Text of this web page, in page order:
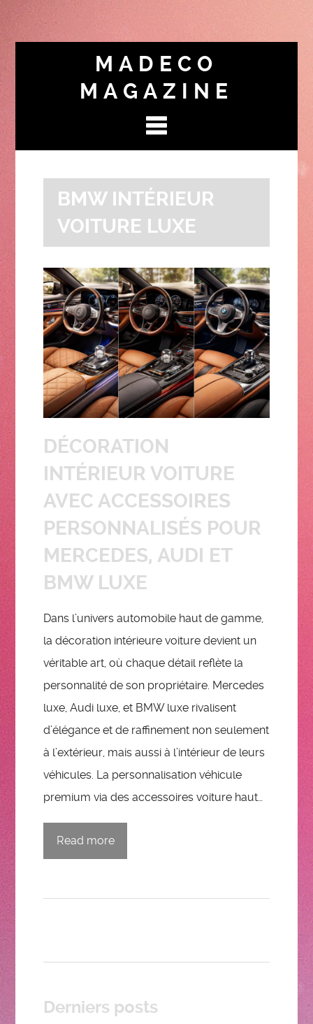
MADECO
MAGAZINE
BMW INTÉRIEUR
VOITURE LUXE
DÉCORATION
INTÉRIEUR VOITURE
AVEC ACCESSOIRES
PERSONNALISÉS POUR
MERCEDES, AUDI ET
BMW LUXE
Dans l’univers automobile haut de gamme,
la décoration intérieure voiture devient un
véritable art, où chaque détail reflète la
personnalité de son propriétaire. Mercedes
luxe, Audi luxe, et BMW luxe rivalisent
d’élégance et de raffinement non seulement
à l’extérieur, mais aussi à l’intérieur de leurs
véhicules. La personnalisation véhicule
premium via des accessoires voiture haut…
Read more
Derniers posts